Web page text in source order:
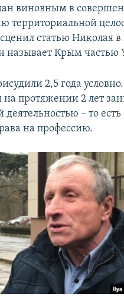
виновным в
территориальной
статью Николая в
называет Крым частью
2,5 года
на протяжении 2 лет
деятельностью – то
на профессию.